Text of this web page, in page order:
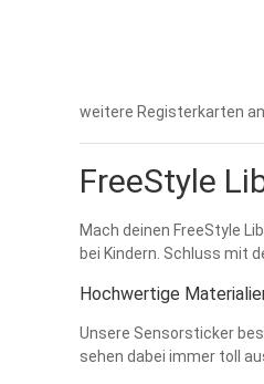
weitere Registerkarten
FreeStyle
Mach deinen FreeStyle
bei Kindern. Schluss mit
Hochwertige
Unsere Sensorsticker
sehen dabei immer toll